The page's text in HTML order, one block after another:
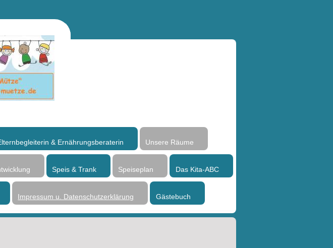
& Ernährungsberaterin Unsere Räume
Speis & Trank Speiseplan Das Kita-ABC
Impressum u. Datenschutzerklärung Gästebuch